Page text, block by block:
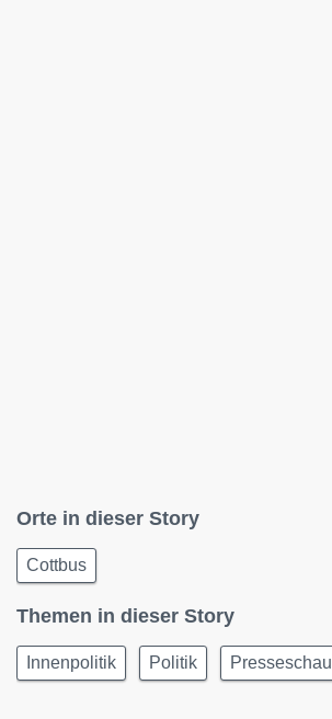
Orte in dieser Story
Cottbus
Themen in dieser Story
Innenpolitik Politik Presseschau